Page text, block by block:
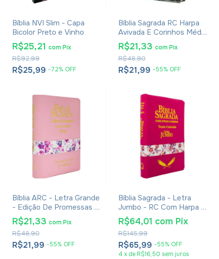
Bíblia NVI Slim - Capa
Bicolor Preto e Vinho
R$25,99 -72% OFF
R$92,99
R$25,21 comPix
Bíblia Sagrada RC Harpa
Avivada E Corinhos Média
Capa Dura Leão Isaías
R$21,99 -55% OFF
R$48,90
R$21,33 com Pix
Bíblia ARC - Letra Grande
- Edição De Promessas -
Palavras De Jesus Em
Vermelho - Harpa - Capa
Zíper Tricolor Rosa
R$21,99 -55% OFF
R$48,90
R$21,33 comPix
Bíblia Sagrada - Letra
Jumbo - RC Com Harpa E
Ziper Pink
R$65,99 -55% OFF
R$145,99
R$64,01 com Pix
4 x de R$16,50 sem juros